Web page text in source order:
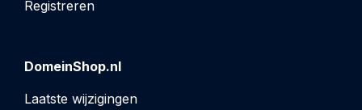
Registreren
DomeinShop.nl
Laatste wijzigingen